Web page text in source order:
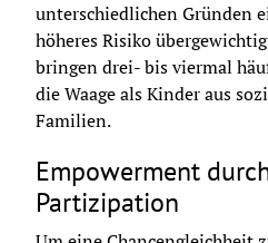
unterschiedlichen Gründen
höheres Risiko
bringen drei- bis viermal
die Waage als Kinder aus
Familien.
Empowerment
Partizipation